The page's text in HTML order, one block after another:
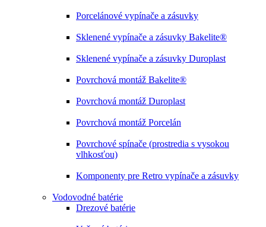
Porcelánové vypínače a zásuvky
Sklenené vypínače a zásuvky Bakelite®
Sklenené vypínače a zásuvky Duroplast
Povrchová montáž Bakelite®
Povrchová montáž Duroplast
Povrchová montáž Porcelán
Povrchové spínače (prostredia s vysokou
vlhkosťou)
Komponenty pre Retro vypínače a zásuvky
Vodovodné batérie
Drezové batérie